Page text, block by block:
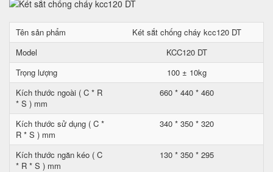
Tên sản phẩm
Két sắt chống cháy kcc120 DT
Model
KCC120 DT
Trọng lượng
100 ± 10kg
Kích thước ngoài ( C * R
* S ) mm
660 * 440 * 460
Kích thước sử dụng ( C *
R * S ) mm
340 * 350 * 320
Kích thước ngăn kéo ( C
* R * S ) mm
130 * 350 * 295